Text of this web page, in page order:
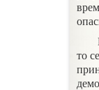
то